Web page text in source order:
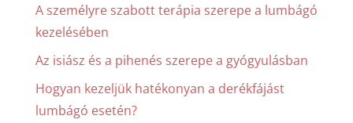
A személyre szabott terápia szerepe a lumbágó
kezelésében
Az isiász és a pihenés szerepe a gyógyulásban
Hogyan kezeljük hatékonyan a derékfájást
lumbágó esetén?